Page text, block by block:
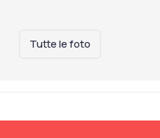
Tutte le foto